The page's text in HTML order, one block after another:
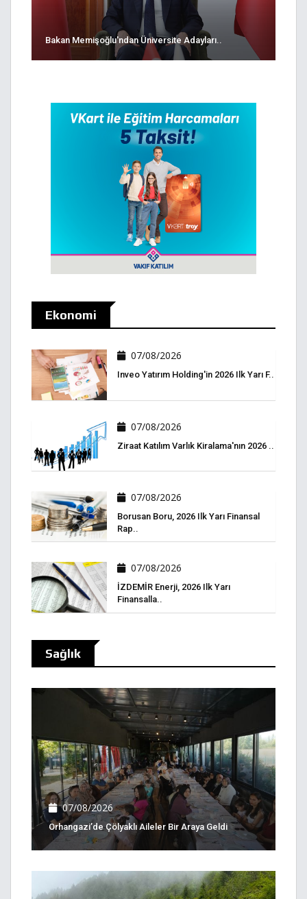
Bakan Memişoğlu'ndan Üniversite Adayları..
Ekonomi
07/08/2026
Inveo Yatırım Holding'in 2026 Ilk Yarı F..
07/08/2026
Ziraat Katılım Varlık Kiralama'nın 2026 ..
07/08/2026
Borusan Boru, 2026 Ilk Yarı Finansal
Rap..
07/08/2026
İZDEMİR Enerji, 2026 Ilk Yarı
Finansalla..
Sağlık
07/08/2026
Orhangazi’de Çölyaklı Aileler Bir Araya Geldi